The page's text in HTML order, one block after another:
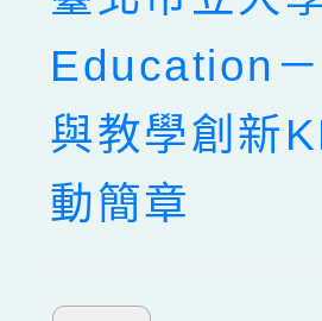
Education
與教學創新
動簡章